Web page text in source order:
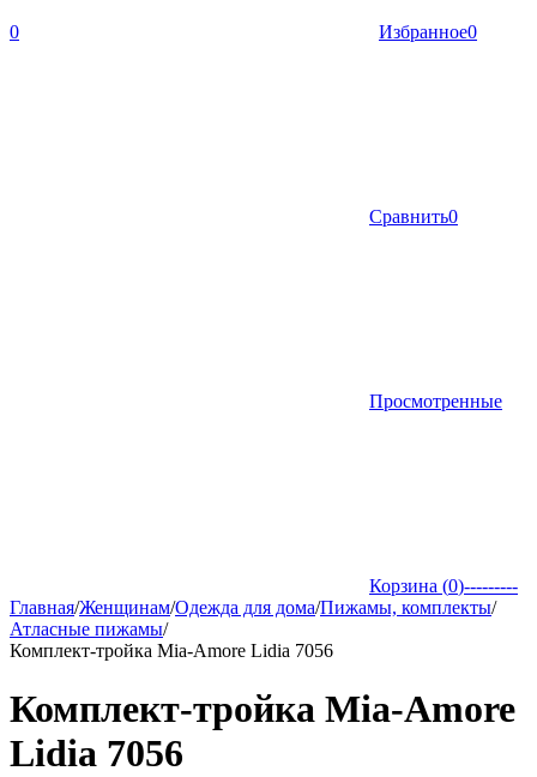
0 Избранное0
Сравнить0
Просмотренные
Корзина (0)---------
Главная/Женщинам/Одежда для дома/Пижамы, комплекты/
Атласные пижамы/
Комплект-тройка Mia-Amore Lidia 7056
Комплект-тройка Mia-Amore
Lidia 7056